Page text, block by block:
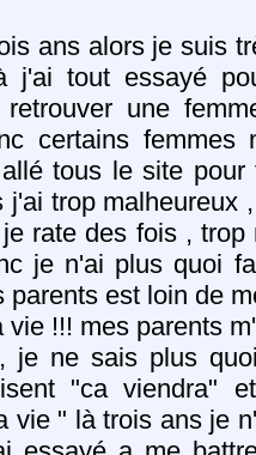
ans alors je suis
j'ai tout essayé
retrouver une
certains femmes
tous le site pour
j'ai trop malheureux
rate des fois , trop
je n'ai plus quoi
parents est loin de
vie !!! mes parents
je ne sais plus
"ca viendra"
vie " là trois ans je